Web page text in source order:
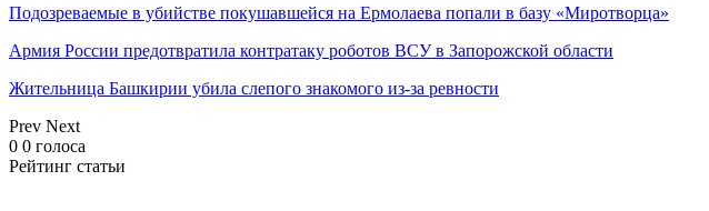
Подозреваемые в убийстве покушавшейся на Ермолаева попали в базу «Миротворца»
Армия России предотвратила контратаку роботов ВСУ в Запорожской области
Жительница Башкирии убила слепого знакомого из-за ревности
Prev Next
0 0 голоса
Рейтинг статьи